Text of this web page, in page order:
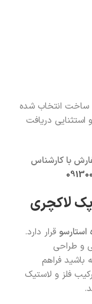
ساخت انتخاب شده
دریافت
با کارشناس
لاکچری
قرار دارد.
و طراحی
فراهم
فلز و لاستیک